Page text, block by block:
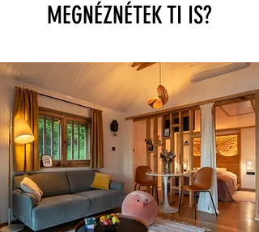
MEGNÉZNÉTEK TI IS?